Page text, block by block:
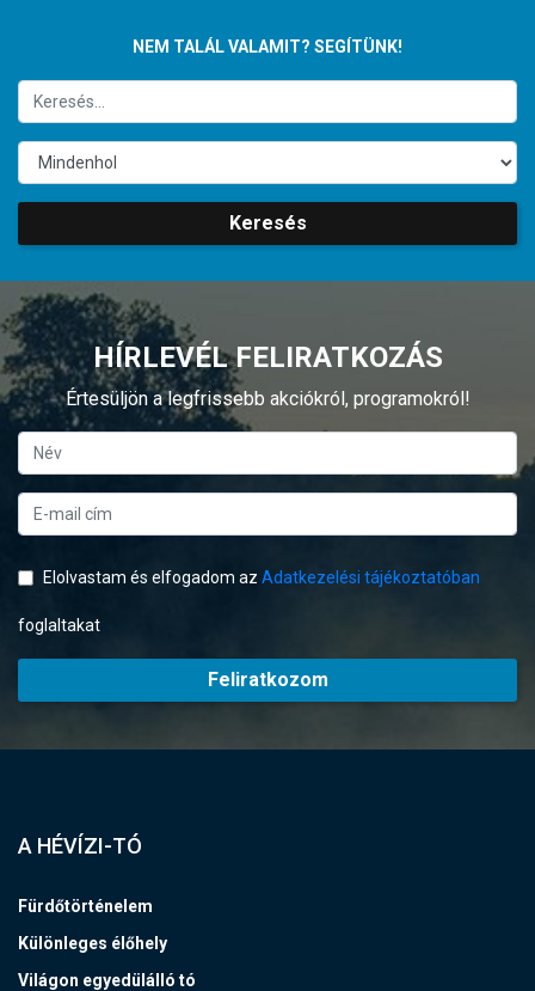
NEM TALÁL VALAMIT? SEGÍTÜNK!
Keresés
HÍRLEVÉL FELIRATKOZÁS
Értesüljön a legfrissebb akciókról, programokról!
Elolvastam és elfogadom az Adatkezelési tájékoztatóban
foglaltakat
Feliratkozom
A HÉVÍZI-TÓ
Fürdőtörténelem
Különleges élőhely
Világon egyedülálló tó